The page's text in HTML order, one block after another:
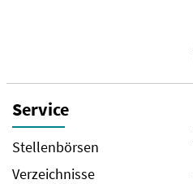
Service
Stellenbörsen
Verzeichnisse